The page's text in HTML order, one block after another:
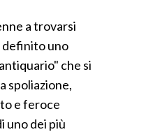
a trovarsi
definito uno
che si
spoliazione,
e feroce
uno dei più